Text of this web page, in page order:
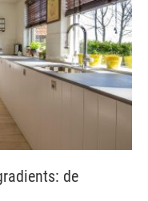
de